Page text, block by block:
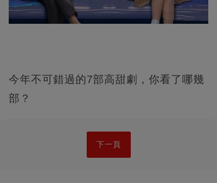
今年不可錯過的7部高甜劇，你看了哪幾
部？
下一頁